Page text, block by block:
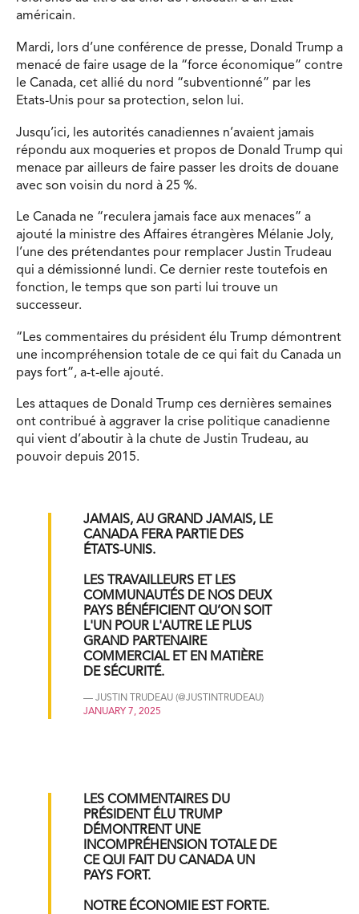
américain.
Mardi, lors d’une conférence de presse, Donald Trump a
menacé de faire usage de la “force économique” contre
le Canada, cet allié du nord “subventionné” par les
Etats-Unis pour sa protection, selon lui.
Jusqu’ici, les autorités canadiennes n’avaient jamais
répondu aux moqueries et propos de Donald Trump qui
menace par ailleurs de faire passer les droits de douane
avec son voisin du nord à 25 %.
Le Canada ne “reculera jamais face aux menaces” a
ajouté la ministre des Affaires étrangères Mélanie Joly,
l’une des prétendantes pour remplacer Justin Trudeau
qui a démissionné lundi. Ce dernier reste toutefois en
fonction, le temps que son parti lui trouve un
successeur.
“Les commentaires du président élu Trump démontrent
une incompréhension totale de ce qui fait du Canada un
pays fort”, a-t-elle ajouté.
Les attaques de Donald Trump ces dernières semaines
ont contribué à aggraver la crise politique canadienne
qui vient d’aboutir à la chute de Justin Trudeau, au
pouvoir depuis 2015.
JAMAIS, AU GRAND JAMAIS, LE
CANADA FERA PARTIE DES
ÉTATS-UNIS.
LES TRAVAILLEURS ET LES
COMMUNAUTÉS DE NOS DEUX
PAYS BÉNÉFICIENT QU’ON SOIT
L'UN POUR L'AUTRE LE PLUS
GRAND PARTENAIRE
COMMERCIAL ET EN MATIÈRE
DE SÉCURITÉ.
— JUSTIN TRUDEAU (@JUSTINTRUDEAU)
JANUARY 7, 2025
LES COMMENTAIRES DU
PRÉSIDENT ÉLU TRUMP
DÉMONTRENT UNE
INCOMPRÉHENSION TOTALE DE
CE QUI FAIT DU CANADA UN
PAYS FORT.
NOTRE ÉCONOMIE EST FORTE.